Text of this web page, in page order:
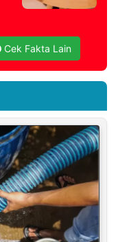
Cek Fakta Lain